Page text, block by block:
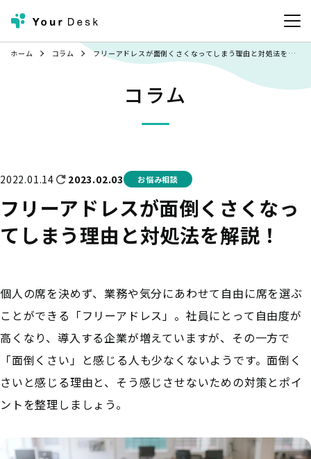
ホーム コラム フリーアドレスが面倒くさくなってしまう理由と対処法を解説！
コラム
2022.01.14 2023.02.03 お悩み相談
フリーアドレスが面倒くさくなっ
てしまう理由と対処法を解説！
個人の席を決めず、業務や気分にあわせて自由に席を選ぶ
ことができる「フリーアドレス」。社員にとって自由度が
高くなり、導入する企業が増えていますが、その一方で
「面倒くさい」と感じる人も少なくないようです。面倒く
さいと感じる理由と、そう感じさせないための対策とポイ
ントを整理しましょう。